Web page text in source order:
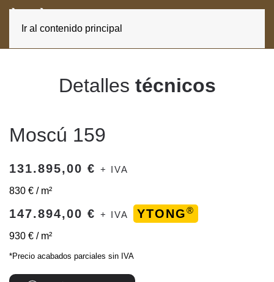
Ir al contenido principal
Detalles técnicos
Moscú 159
131.895,00 € + IVA
830 € / m²
147.894,00 € + IVA YTONG®
930 € / m²
*Precio acabados parciales sin IVA